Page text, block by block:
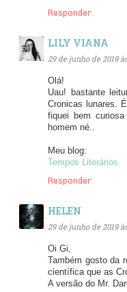
Responder
LILY VIANA
29 de junho de 2019
Olá!
Uau! bastante
Cronicas lunares.
fiquei bem
homem né..
Meu blog:
Tempos Literários
Responder
HELEN
29 de junho de 2019
Oi Gi,
Também gosto da
científica que as
A versão do Mr.